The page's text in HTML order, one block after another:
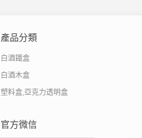
產品分類
白酒鐵盒
白酒木盒
塑料盒,亞克力透明盒
官方微信